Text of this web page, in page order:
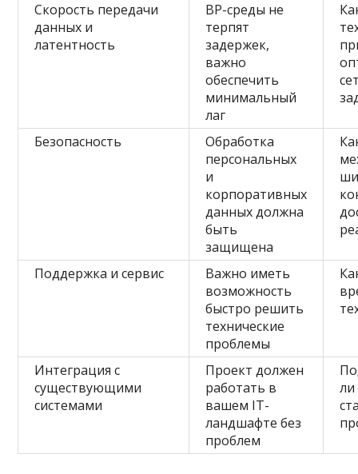
Скорость передачи
данных и
латентность
ВР-среды не
терпят
задержек,
важно
обеспечить
минимальный
лаг
Безопасность
Обработка
персональных
и
корпоративных
данных должна
быть
защищена
Поддержка и сервис
Важно иметь
возможность
быстро решить
технические
проблемы
Интеграция с
существующими
системами
Проект должен
работать в
вашем IT-
ландшафте без
проблем
ли